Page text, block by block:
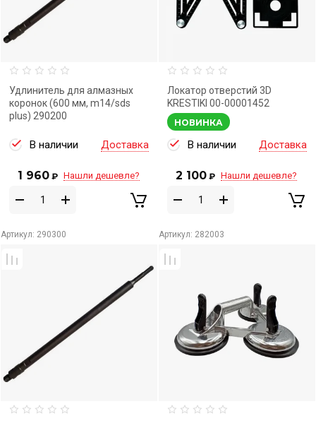
Удлинитель для алмазных
коронок (600 мм, m14/sds
plus) 290200
В наличии Доставка
1 960 ₽ Нашли дешевле?
Локатор отверстий 3D
KRESTIKI 00-00001452
НОВИНКА
В наличии Доставка
2 100 ₽ Нашли дешевле?
Артикул: 290300 Артикул: 282003